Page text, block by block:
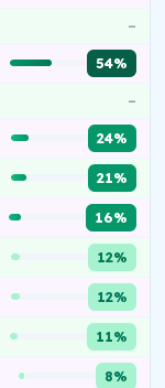
–
54%
–
24%
21%
16%
12%
12%
11%
8%